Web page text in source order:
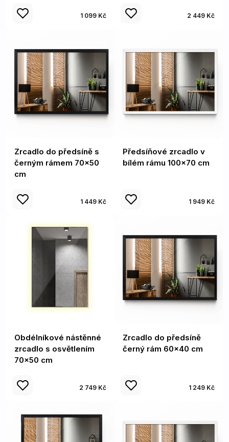
1 099 Kč 2 449 Kč
Zrcadlo do předsíně s
černým rámem 70x50
cm
1 449 Kč
Předsíňové zrcadlo v
bílém rámu 100x70 cm
1 949 Kč
Obdélníkové nástěnné
zrcadlo s osvětlením
70x50 cm
2 749 Kč
Zrcadlo do předsíně
černý rám 60x40 cm
1 249 Kč